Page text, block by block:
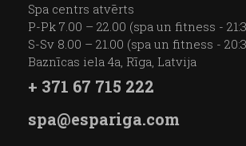
Spa centrs atvērts
P-Pk 7.00 – 22.00 (spa un fitness -
S-Sv 8.00 – 21.00 (spa un fitness -
Baznīcas iela 4a, Rīga, Latvija
+ 371 67 715 222
spa@espariga.com